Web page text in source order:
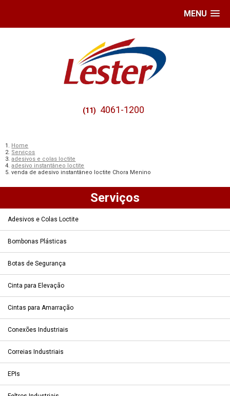
MENU
(11) 4061-1200
Home
Serviços
adesivos e colas loctite
adesivo instantâneo loctite
venda de adesivo instantâneo loctite Chora Menino
Serviços
Adesivos e Colas Loctite
Bombonas Plásticas
Botas de Segurança
Cinta para Elevação
Cintas para Amarração
Conexões Industriais
Correias Industriais
EPIs